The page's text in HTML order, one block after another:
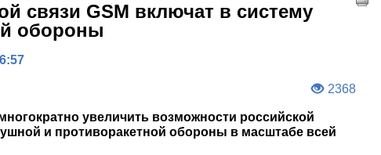
связи GSM включат в систему
обороны
2368
увеличить возможности российской
и противоракетной обороны в масштабе всей